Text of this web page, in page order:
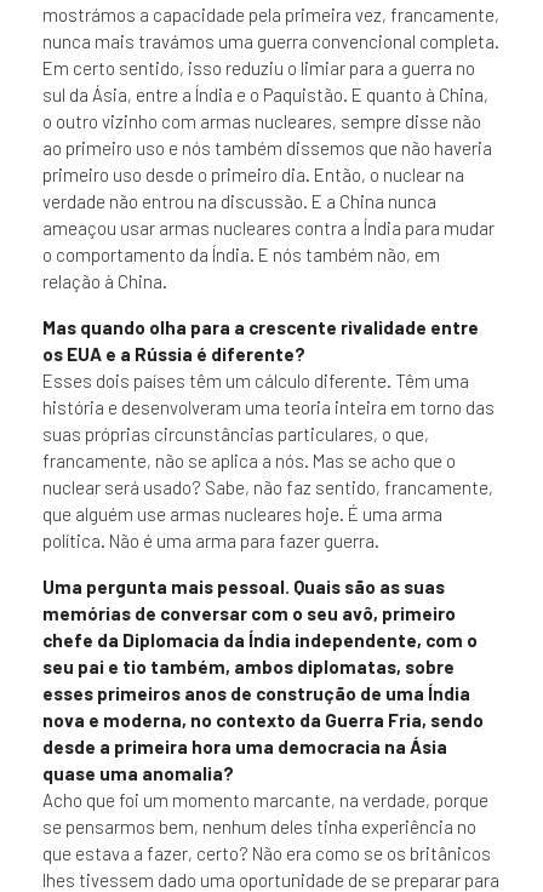
mostrámos a capacidade pela primeira vez, francamente,
nunca mais travámos uma guerra convencional completa.
Em certo sentido, isso reduziu o limiar para a guerra no
sul da Ásia, entre a Índia e o Paquistão. E quanto à China,
o outro vizinho com armas nucleares, sempre disse não
ao primeiro uso e nós também dissemos que não haveria
primeiro uso desde o primeiro dia. Então, o nuclear na
verdade não entrou na discussão. E a China nunca
ameaçou usar armas nucleares contra a Índia para mudar
o comportamento da Índia. E nós também não, em
relação à China.
Mas quando olha para a crescente rivalidade entre
os EUA e a Rússia é diferente?
Esses dois países têm um cálculo diferente. Têm uma
história e desenvolveram uma teoria inteira em torno das
suas próprias circunstâncias particulares, o que,
francamente, não se aplica a nós. Mas se acho que o
nuclear será usado? Sabe, não faz sentido, francamente,
que alguém use armas nucleares hoje. É uma arma
política. Não é uma arma para fazer guerra.
Uma pergunta mais pessoal. Quais são as suas
memórias de conversar com o seu avô, primeiro
chefe da Diplomacia da Índia independente, com o
seu pai e tio também, ambos diplomatas, sobre
esses primeiros anos de construção de uma Índia
nova e moderna, no contexto da Guerra Fria, sendo
desde a primeira hora uma democracia na Ásia
quase uma anomalia?
Acho que foi um momento marcante, na verdade, porque
se pensarmos bem, nenhum deles tinha experiência no
que estava a fazer, certo? Não era como se os britânicos
lhes tivessem dado uma oportunidade de se preparar para